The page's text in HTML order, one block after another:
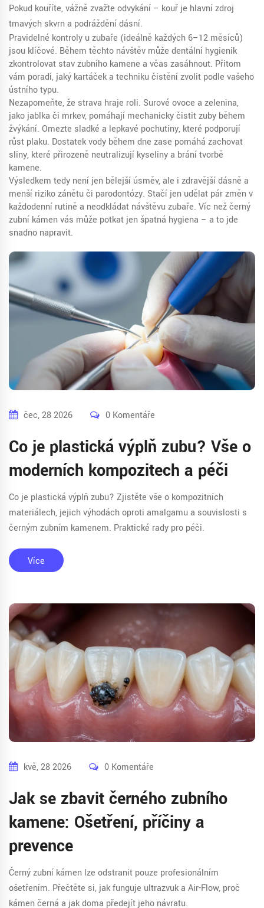
Pokud kouříte, vážně zvažte odvykání – kouř je hlavní zdroj
tmavých skvrn a podráždění dásní.
Pravidelné kontroly u zubaře (ideálně každých 6–12 měsíců)
jsou klíčové. Během těchto návštěv může dentální hygienik
zkontrolovat stav zubního kamene a včas zasáhnout. Přitom
vám poradí, jaký kartáček a techniku čistění zvolit podle vašeho
ústního typu.
Nezapomeňte, že strava hraje roli. Surové ovoce a zelenina,
jako jablka či mrkev, pomáhají mechanicky čistit zuby během
žvýkání. Omezte sladké a lepkavé pochutiny, které podporují
růst plaku. Dostatek vody během dne zase pomáhá zachovat
sliny, které přirozeně neutralizují kyseliny a brání tvorbě
kamene.
Výsledkem tedy není jen bělejší úsměv, ale i zdravější dásně a
menší riziko zánětu či parodontózy. Stačí jen udělat pár změn v
každodenní rutině a neodkládat návštěvu zubaře. Víc než černý
zubní kámen vás může potkat jen špatná hygiena – a to jde
snadno napravit.
čec, 28 2026 0 Komentáře
Co je plastická výplň zubu? Vše o
moderních kompozitech a péči
Co je plastická výplň zubu? Zjistěte vše o kompozitních
materiálech, jejich výhodách oproti amalgamu a souvislosti s
černým zubním kamenem. Praktické rady pro péči.
Více
kvě, 28 2026 0 Komentáře
Jak se zbavit černého zubního
kamene: Ošetření, příčiny a
prevence
Černý zubní kámen lze odstranit pouze profesionálním
ošetřením. Přečtěte si, jak funguje ultrazvuk a Air-Flow, proč
kámen černá a jak doma předejít jeho návratu.